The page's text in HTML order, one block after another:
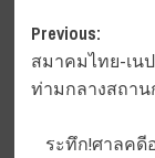
Post
Previous:
สมาคมไทย-เน
ท่ามกลางสถา
ระทึก!ศาลค